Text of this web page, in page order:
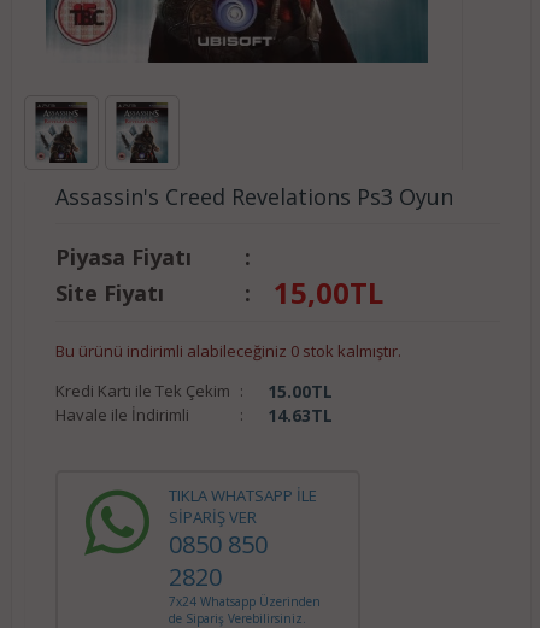
Assassin's Creed Revelations Ps3 Oyun
Piyasa Fiyatı
:
Site Fiyatı
: 15,00TL
Bu ürünü indirimli alabileceğiniz 0 stok kalmıştır.
Kredi Kartı ile Tek Çekim : 15.00TL
Havale ile İndirimli : 14.63TL
TIKLA WHATSAPP İLE
SİPARİŞ VER
0850 850
2820
7x24 Whatsapp Üzerinden
de Sipariş Verebilirsiniz.